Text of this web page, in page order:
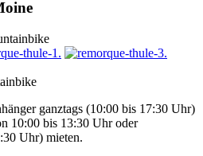
ganztags (10:00 bis 17:30 Uhr)
10:00 bis 13:30 Uhr oder
Uhr) mieten.